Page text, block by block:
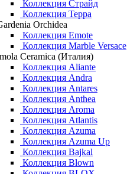
Коллекция Страйд
Коллекция Терра
Orchidea
Коллекция Emote
Коллекция Marble Versace
Ceramica (Италия)
Коллекция Aliante
Коллекция Andra
Коллекция Antares
Коллекция Anthea
Коллекция Aroma
Коллекция Atlantis
Коллекция Azuma
Коллекция Azuma Up
Коллекция Bajkal
Коллекция Blown